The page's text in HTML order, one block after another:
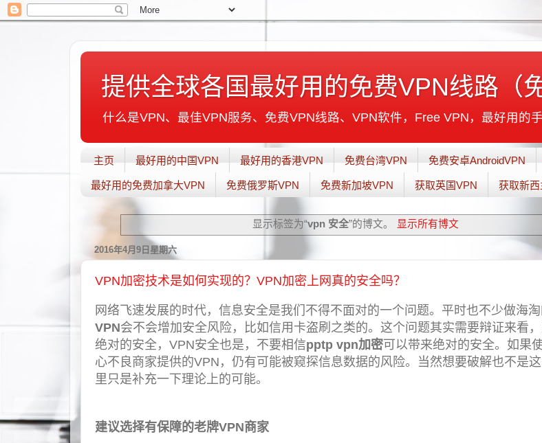
提供全球各国最好用的免费VPN线路（
什么是VPN、最佳VPN服务、免费VPN线路、VPN软件，Free VPN，最好用的
主页 最好用的中国VPN 最好用的香港VPN 免费台湾VPN 免费安卓AndroidVPN
最好用的免费加拿大VPN 免费俄罗斯VPN 免费新加坡VPN 获取英国VPN 获取新
显示标签为“vpn 安全”的博文。 显示所有博文
2016年4月9日星期六
VPN加密技术是如何实现的？VPN加密上网真的安全吗？
网络飞速发展的时代，信息安全是我们不得不面对的一个问题。平时也不少做海淘
VPN会不会增加安全风险，比如信用卡盗刷之类的。这个问题其实需要辩证来看
绝对的安全，VPN安全也是，不要相信pptp vpn加密可以带来绝对的安全。 如果
心不良商家提供的VPN，仍有可能被窥探信息数据的风险。当然想要破解也不是
里只是补充一下理论上的可能。
建议选择有保障的老牌VPN商家